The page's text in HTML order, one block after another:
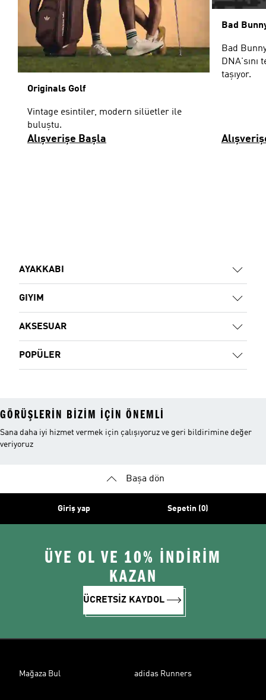
Originals Golf
Vintage esintiler, modern silüetler ile
buluştu.
Alışverişe Başla
Bad
Bad
DNA'sını
taşıyor.
AYAKKABI
GIYIM
AKSESUAR
POPÜLER
GÖRÜŞLERIN BIZIM IÇIN ÖNEMLI
Sana daha iyi hizmet vermek için çalışıyoruz ve geri bildirimine değer
veriyoruz
Başa dön
Giriş yap Sepetin (0)
ÜYE OL VE 10% İNDİRİM
KAZAN
ÜCRETSİZ KAYDOL
Mağaza Bul adidas Runners